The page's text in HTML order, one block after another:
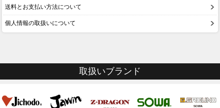
送料とお支払い方法について
個人情報の取扱いについて
取扱いブランド